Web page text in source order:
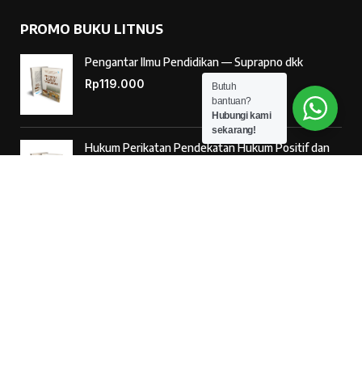
PROMO BUKU LITNUS
Pengantar Ilmu Pendidikan — Suprapno dkk
Rp119.000
Hukum Perikatan Pendekatan Hukum Positif dan
Butuh
bantuan?
Hubungi kami
sekarang!